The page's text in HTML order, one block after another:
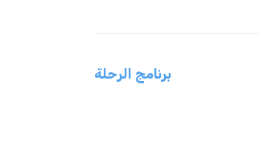
برنامج الرحلة